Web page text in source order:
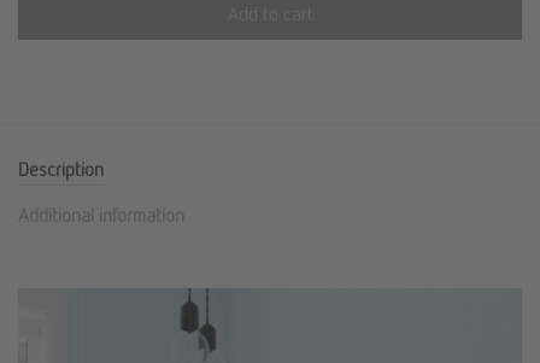
Add to cart
Description
Additional information